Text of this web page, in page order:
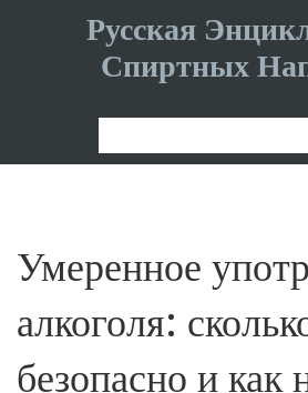
Русская
Спиртных
Умеренное
алкоголя:
безопасно и как